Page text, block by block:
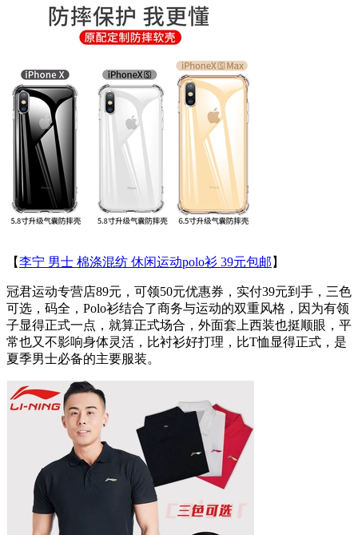
【李宁 男士 棉涤混纺 休闲运动polo衫 39元包邮 】
冠君运动专营店89元，可领50元优惠券，实付39元到手，三色
可选，码全，Polo衫结合了商务与运动的双重风格，因为有领
子显得正式一点，就算正式场合，外面套上西装也挺顺眼，平
常也又不影响身体灵活，比衬衫好打理，比T恤显得正式，是
夏季男士必备的主要服装。